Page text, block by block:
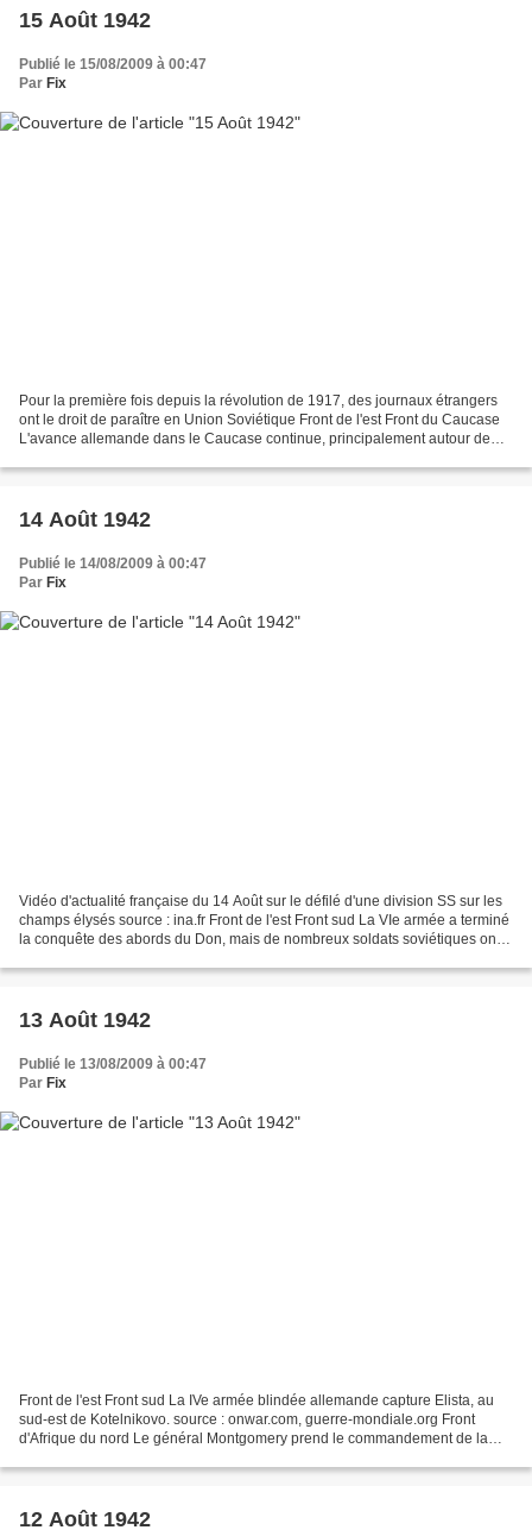
15 Août 1942
Publié le 15/08/2009 à 00:47
Par Fix
Pour la première fois depuis la révolution de 1917, des journaux étrangers
ont le droit de paraître en Union Soviétique Front de l'est Front du Caucase
L'avance allemande dans le Caucase continue, principalement autour de
14 Août 1942
Publié le 14/08/2009 à 00:47
Par Fix
Vidéo d'actualité française du 14 Août sur le défilé d'une division SS sur les
champs élysés source : ina.fr Front de l'est Front sud La VIe armée a terminé
la conquête des abords du Don, mais de nombreux soldats soviétiques ont
13 Août 1942
Publié le 13/08/2009 à 00:47
Par Fix
Front de l'est Front sud La IVe armée blindée allemande capture Elista, au
sud-est de Kotelnikovo. source : onwar.com, guerre-mondiale.org Front
d'Afrique du nord Le général Montgomery prend le commandement de la
12 Août 1942